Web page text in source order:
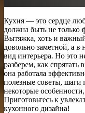
Кухня — это сердце
должна быть не только
Вытяжка, хоть и
довольно заметной, а в
вид интерьера. Но это
разберем, как
она работала
полезные советы, шаги
некоторые
Приготовьтесь к
кухонного дизайна!